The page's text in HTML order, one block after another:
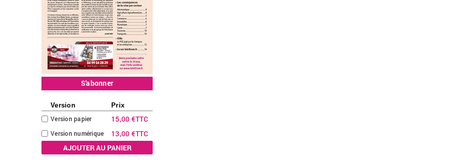
S'abonner
Version Prix
Version papier 15,00 €TTC
Version numérique 13,00 €TTC